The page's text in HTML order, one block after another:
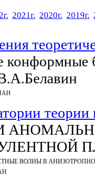
2021г. 2020г. 2019г.
конформные
ВОЛНЫ В АНИЗОТРОПНОЙ